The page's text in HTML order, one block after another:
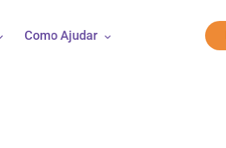
Como Ajudar